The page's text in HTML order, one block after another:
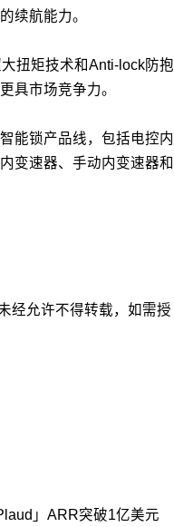
续航能力。
扭矩技术和Anti-lock防抱
具市场竞争力。
能锁产品线，包括电控内
变速器、手动内变速器和
经允许不得转载，如需授
」ARR突破1亿美元